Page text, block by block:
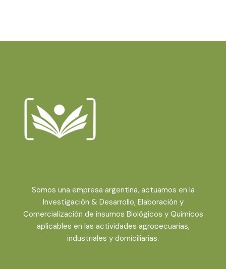
Somos una empresa argentina, actuamos en la
Investigación & Desarrollo, Elaboración y
Comercialización de insumos Biológicos y Químicos
aplicables en las actividades agropecuarias,
industriales y domiciliarias.